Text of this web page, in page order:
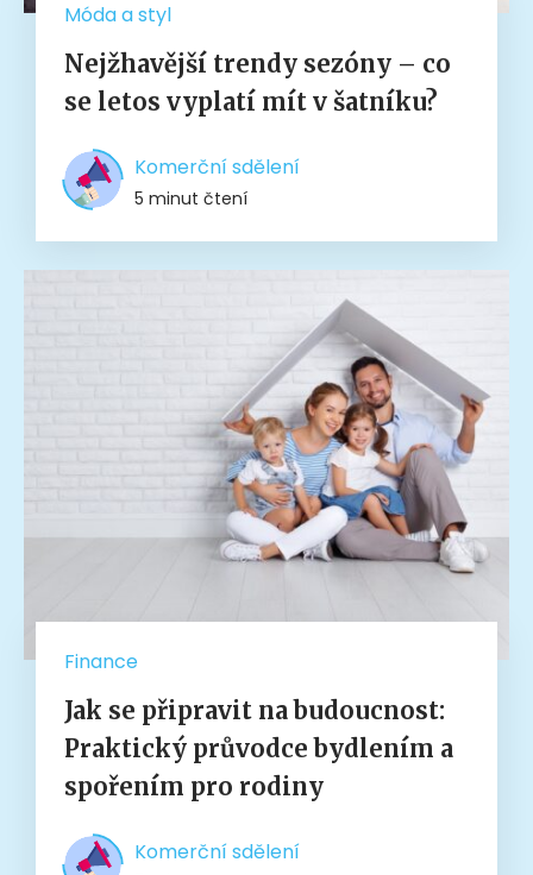
Móda a styl
Nejžhavější trendy sezóny – co
se letos vyplatí mít v šatníku?
Komerční sdělení
5 minut čtení
Finance
Jak se připravit na budoucnost:
Praktický průvodce bydlením a
spořením pro rodiny
Komerční sdělení